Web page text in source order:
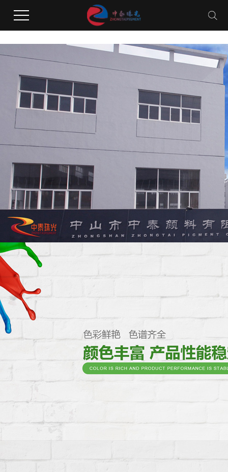
久久水蜜桃网国产免费网二区,99久久精品费精品国产水蜜桃,亚洲最大的熟女水蜜桃
AV网站,黄片免费试看水蜜桃无码体验